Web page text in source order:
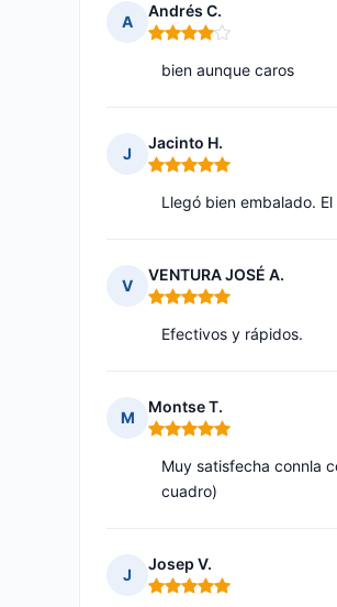
A
Andrés C.
Nota: 4 de 5
bien aunque caros
J
Jacinto H.
Nota: 5 de 5
Llegó bien embalado.
V
VENTURA JOSÉ A.
Nota: 5 de 5
Efectivos y rápidos.
M
Montse T.
Nota: 5 de 5
Muy satisfecha connla
cuadro)
J
Josep V.
Nota: 5 de 5